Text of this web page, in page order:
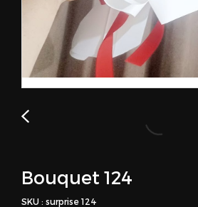
Bouquet 124
SKU : surprise 124